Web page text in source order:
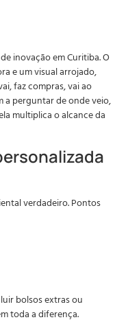
inovação em Curitiba. O
e um visual arrojado,
faz compras, vai ao
a perguntar de onde veio,
multiplica o alcance da
verdadeiro. Pontos
bolsos extras ou
toda a diferença.